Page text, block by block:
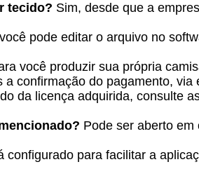
tecido? Sim, desde que a
pode editar o arquivo no
você produzir sua própria
a confirmação do pagamento, via
da licença adquirida, consulte
Pode ser aberto
configurado para facilitar a